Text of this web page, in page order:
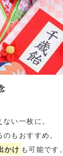
い一枚に。
もおすすめ。
かけ も可能です。